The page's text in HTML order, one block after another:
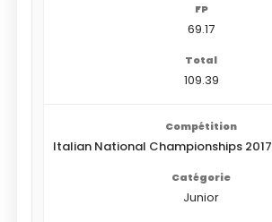
69.17
109.39
Italian National Championships 2017
Junior